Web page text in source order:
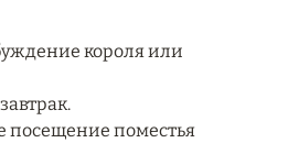
ISLAND ABU DHABI:
– ВСЁ
короля или
посещение поместья